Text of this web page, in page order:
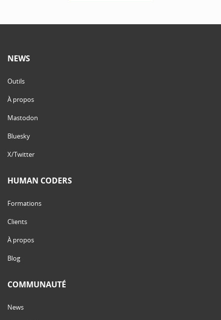
NEWS
Outils
À propos
Mastodon
Bluesky
X/Twitter
HUMAN CODERS
Formations
Clients
À propos
Blog
COMMUNAUTÉ
News